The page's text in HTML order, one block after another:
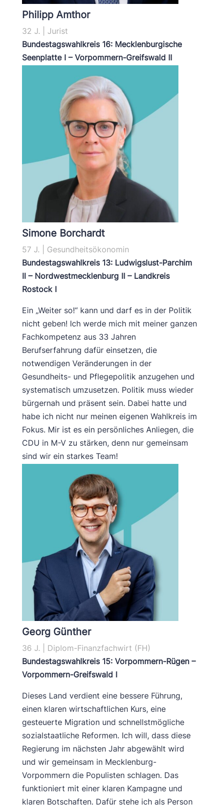
Philipp Amthor
32 J. | Jurist
Bundestagswahlkreis 16: Mecklenburgische
Seenplatte I – Vorpommern-Greifswald II
Simone Borchardt
57 J. | Gesundheitsökonomin
Bundestagswahlkreis 13: Ludwigslust-Parchim
II – Nordwestmecklenburg II – Landkreis
Rostock I
Ein „Weiter so!“ kann und darf es in der Politik
nicht geben! Ich werde mich mit meiner ganzen
Fachkompetenz aus 33 Jahren
Berufserfahrung dafür einsetzen, die
notwendigen Veränderungen in der
Gesundheits- und Pflegepolitik anzugehen und
systematisch umzusetzen. Politik muss wieder
bürgernah und präsent sein. Dabei hatte und
habe ich nicht nur meinen eigenen Wahlkreis im
Fokus. Mir ist es ein persönliches Anliegen, die
CDU in M-V zu stärken, denn nur gemeinsam
sind wir ein starkes Team!
Georg Günther
36 J. | Diplom-Finanzfachwirt (FH)
Bundestagswahlkreis 15: Vorpommern-Rügen –
Vorpommern-Greifswald I
Dieses Land verdient eine bessere Führung,
einen klaren wirtschaftlichen Kurs, eine
gesteuerte Migration und schnellstmögliche
sozialstaatliche Reformen. Ich will, dass diese
Regierung im nächsten Jahr abgewählt wird
und wir gemeinsam in Mecklenburg-
Vorpommern die Populisten schlagen. Das
funktioniert mit einer klaren Kampagne und
klaren Botschaften. Dafür stehe ich als Person